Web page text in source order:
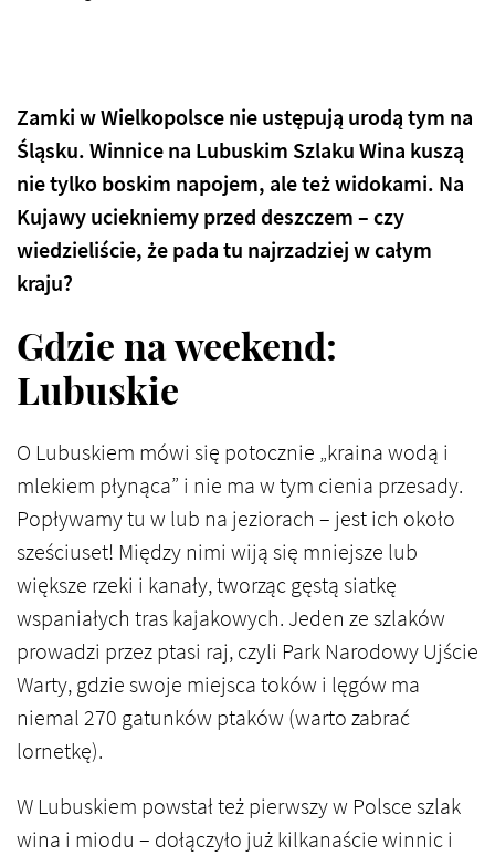
Zamki w Wielkopolsce nie ustępują urodą tym na
Śląsku. Winnice na Lubuskim Szlaku Wina kuszą
nie tylko boskim napojem, ale też widokami. Na
Kujawy uciekniemy przed deszczem – czy
wiedzieliście, że pada tu najrzadziej w całym
kraju?
Gdzie na weekend:
Lubuskie
O Lubuskiem mówi się potocznie „kraina wodą i
mlekiem płynąca” i nie ma w tym cienia przesady.
Popływamy tu w lub na jeziorach – jest ich około
sześciuset! Między nimi wiją się mniejsze lub
większe rzeki i kanały, tworząc gęstą siatkę
wspaniałych tras kajakowych. Jeden ze szlaków
prowadzi przez ptasi raj, czyli Park Narodowy Ujście
Warty, gdzie swoje miejsca toków i lęgów ma
niemal 270 gatunków ptaków (warto zabrać
lornetkę).
W Lubuskiem powstał też pierwszy w Polsce szlak
wina i miodu – dołączyło już kilkanaście winnic i